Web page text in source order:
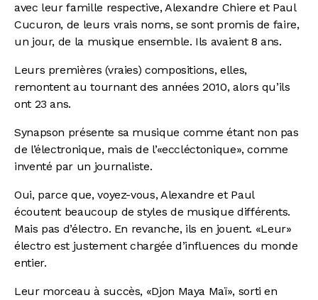
avec leur famille respective, Alexandre Chiere et Paul
Cucuron, de leurs vrais noms, se sont promis de faire,
un jour, de la musique ensemble. Ils avaient 8 ans.
Leurs premières (vraies) compositions, elles,
remontent au tournant des années 2010, alors qu’ils
ont 23 ans.
Synapson présente sa musique comme étant non pas
de l’électronique, mais de l’«eccléctonique», comme
inventé par un journaliste.
Oui, parce que, voyez-vous, Alexandre et Paul
écoutent beaucoup de styles de musique différents.
Mais pas d’électro. En revanche, ils en jouent. «Leur»
électro est justement chargée d’influences du monde
entier.
Leur morceau à succès, «Djon Maya Maï», sorti en